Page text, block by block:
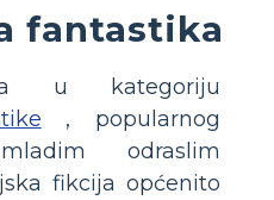
fantastika
u kategoriju
, popularnog
odraslim
fikcija općenito